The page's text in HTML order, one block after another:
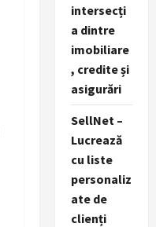
intersecți
a dintre
imobiliare
, credite și
asigurări
SellNet –
Lucrează
cu liste
personaliz
ate de
clienți